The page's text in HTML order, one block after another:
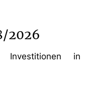
2026
Investitionen in